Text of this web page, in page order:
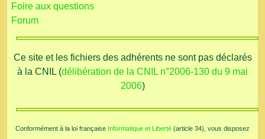
Foire aux questions
Forum
Ce site et les fichiers des adhérents ne sont pas déclarés
à la CNIL (délibération de la CNIL n°2006-130 du 9 mai
2006)
Conformément à la loi française Informatique et Liberté (article 34), vous disposez